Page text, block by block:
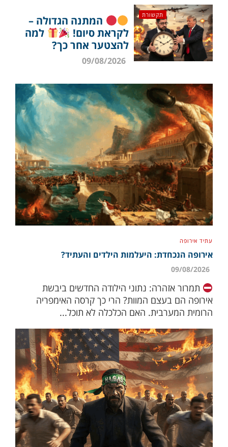
תקשורת
המתנה הגדולה –
לקראת סיום!
למה
להצטער אחר כך?
09/08/2026
עתיד אירופה
אירופה הנכחדת: היעלמות הילדים והעתיד?
תמרור אזהרה: נתוני הילודה החדשים ביבשת
אירופה הם בעצם המוות? הרי כך קרסה האימפריה
הרומית המערבית. האם הכלכלה לא תוכל...